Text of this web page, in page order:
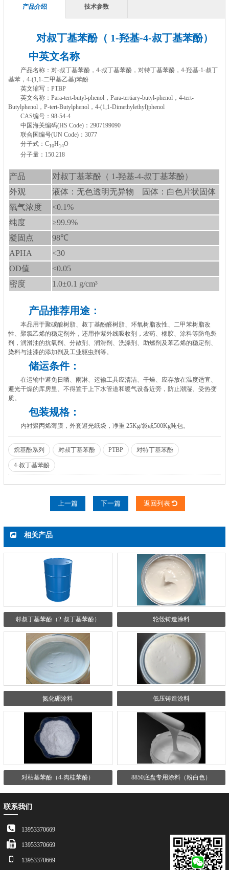
产品介绍 技术参数
对叔丁基苯酚（ 1-羟基-4-叔丁基苯酚）
中英文名称
产品名称：对-叔丁基苯酚，4-叔丁基苯酚，对特丁基苯酚，4-羟基-1-叔丁
基苯，4-(1,1-二甲基乙基)苯酚
英文缩写：PTBP
英文名称：Para-tert-butyl-phenol，Para-tertiary-butyl-phenol，4-tert-
Butylphenol，P-tert-Butylphenol，4-(1,1-Dimethylethyl)phenol
CAS编号：98-54-4
中国海关编码(HS Code)：2907199090
联合国编号(UN Code)：3077
分子式：C10H14O
分子量：150.218
产品
对叔丁基苯酚（ 1-羟基-4-叔丁基苯酚）
外观
液体：无色透明无异物 固体：白色片状固体
氧气浓度
<0.1%
纯度
≥99.9%
凝固点
98℃
APHA
<30
OD值
<0.05
密度
1.0±0.1 g/cm³
产品推荐用途：
本品用于聚碳酸树脂、叔丁基酚醛树脂、环氧树脂改性、二甲苯树脂改
性、聚氯乙烯的稳定剂外，还用作紫外线吸收剂，农药、橡胶、涂料等防龟裂
剂，润滑油的抗氧剂、分散剂、润滑剂、洗涤剂、助燃剂及苯乙烯的稳定剂、
染料与油漆的添加剂及工业驱虫剂等。
储运条件：
在运输中避免日晒、雨淋、运输工具应清洁、干燥、应存放在温度适宜、
避光干燥的库房里、不得置于上下水管道和暖气设备近旁，防止潮湿、受热变
质。
包装规格：
内衬聚丙烯薄膜，外套避光纸袋，净重 25Kg/袋或500Kg吨包。
烷基酚系列 对叔丁基苯酚 PTBP 对特丁基苯酚
4-叔丁基苯酚
上一篇 下一篇 返回列表
相关产品
邻叔丁基苯酚（2-叔丁基苯酚） 轮毂铸造涂料
氮化硼涂料 低压铸造涂料
对枯基苯酚（4-肉桂苯酚） 8850底盘专用涂料（粉白色）
联系我们
13953370669
13953370669
13953370669